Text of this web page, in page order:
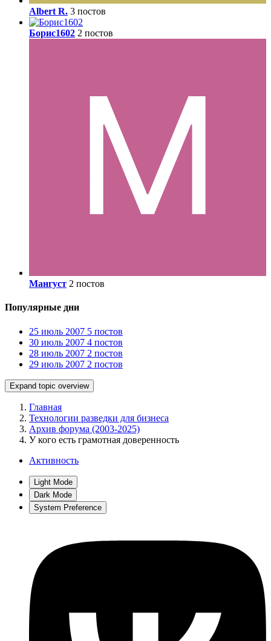
Albert R. 3 постов
Борис1602 2 постов
Мангуст 2 постов
Популярные дни
25 июль 2007 5 постов
30 июль 2007 4 постов
28 июль 2007 2 постов
29 июль 2007 2 постов
Expand topic overview
Главная
Технологии разведки для бизнеса
Архив форума (2003-2025)
У кого есть грамотная доверенность
Активность
Light Mode
Dark Mode
System Preference